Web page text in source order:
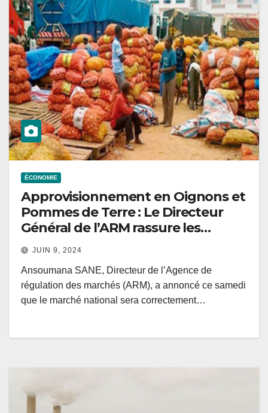
ÉCONOMIE
Approvisionnement en Oignons et
Pommes de Terre : Le Directeur
Général de l’ARM rassure les
Sénégalais à l’Approche de la
Tabaski.
JUIN 9, 2024
Ansoumana SANE, Directeur de l’Agence de
régulation des marchés (ARM), a annoncé ce samedi
que le marché national sera correctement…